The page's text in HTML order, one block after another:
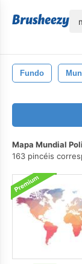
Fundo
Mapa Mundial
163 pincéis